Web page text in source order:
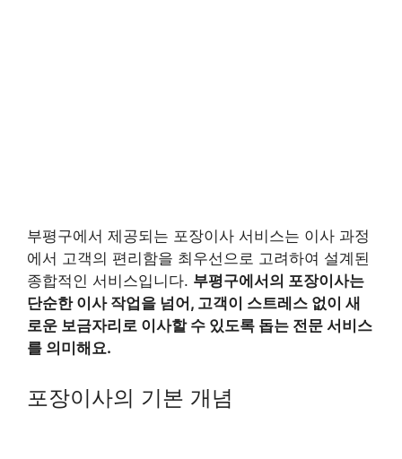
부평구에서 제공되는 포장이사 서비스는 이사 과정
에서 고객의 편리함을 최우선으로 고려하여 설계된
종합적인 서비스입니다. 부평구에서의 포장이사는
단순한 이사 작업을 넘어, 고객이 스트레스 없이 새
로운 보금자리로 이사할 수 있도록 돕는 전문 서비스
를 의미해요.
포장이사의 기본 개념